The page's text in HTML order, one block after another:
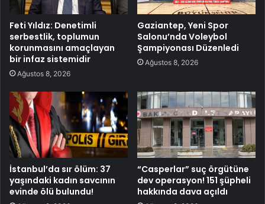
Feti Yıldız: Denetimli
serbestlik, toplumun
korunmasını amaçlayan
bir infaz sistemidir
Ağustos 8, 2026
Gaziantep, Yeni Spor
Salonu’nda Voleybol
Şampiyonası Düzenledi
Ağustos 8, 2026
İstanbul’da sır ölüm: 37
yaşındaki kadın savcının
evinde ölü bulundu!
“Casperlar” suç örgütüne
dev operasyon! 151 şüpheli
hakkında dava açıldı